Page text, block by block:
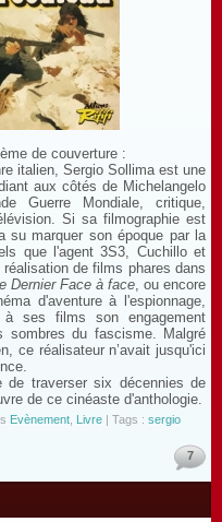
de couverture :
italien, Sergio Sollima est une
aux côtés de Michelangelo
Guerre Mondiale, critique,
Si sa filmographie est
su marquer son époque par la
que l'agent 3S3, Cuchillo et
de films phares dans
Dernier Face à face, ou encore
d'aventure à l'espionnage,
ses films son engagement
sombres du fascisme. Malgré
ce réalisateur n’avait jusqu'ici
traverser six décennies de
de ce cinéaste d'anthologie.
Evènement Livre | Tags : sergio
7